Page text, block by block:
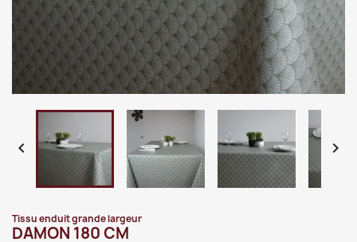
 
Tissu enduit grande largeur
DAMON 180 CM